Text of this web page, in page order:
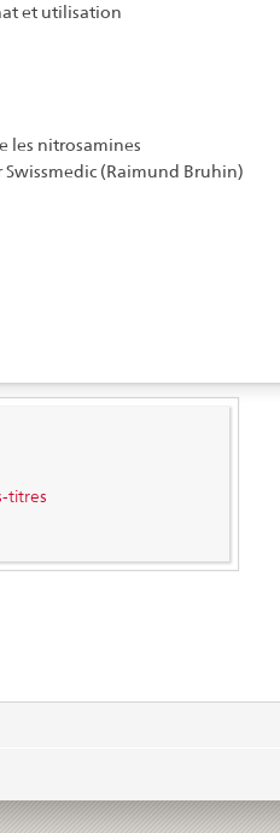
et utilisation
les nitrosamines
Swissmedic (Raimund Bruhin)
titres